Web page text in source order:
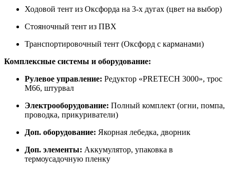
Ходовой тент из Оксфорда на 3-х дугах (цвет на выбор)
Стояночный тент из ПВХ
Транспортировочный тент (Оксфорд с карманами)
Комплексные системы и оборудование:
Рулевое управление: Редуктор «PRETECH 3000», трос
М66, штурвал
Электрооборудование: Полный комплект (огни, помпа,
проводка, прикуриватели)
Доп. оборудование: Якорная лебедка, дворник
Доп. элементы: Аккумулятор, упаковка в
термоусадочную пленку